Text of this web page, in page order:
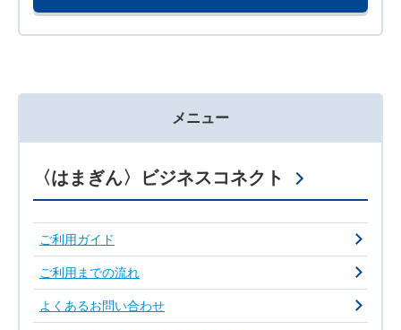
メニュー
〈はまぎん〉ビジネスコネクト
ご利用ガイド
ご利用までの流れ
よくあるお問い合わせ